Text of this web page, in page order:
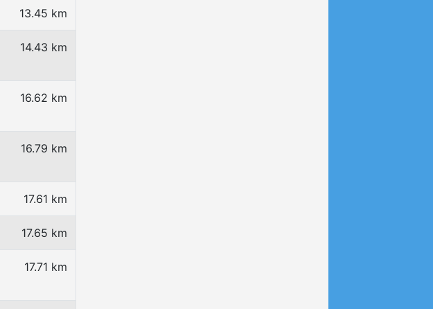
13.45 km
14.43 km
16.62 km
16.79 km
17.61 km
17.65 km
17.71 km